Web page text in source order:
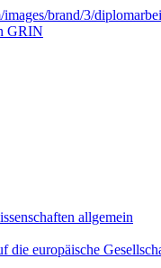
allgemein